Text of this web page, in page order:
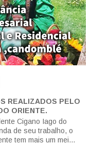
REALIZADOS PELO
ORIENTE.
Cigano Iago do
de seu trabalho, o
tem mais um mei...